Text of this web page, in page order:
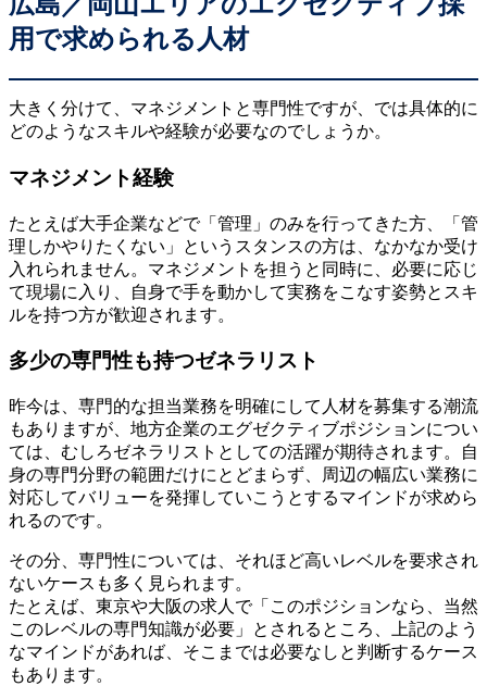
用で求められる人材
大きく分けて、マネジメントと専門性ですが、では具体的に
どのようなスキルや経験が必要なのでしょうか。
マネジメント経験
たとえば大手企業などで「管理」のみを行ってきた方、「管
理しかやりたくない」というスタンスの方は、なかなか受け
入れられません。マネジメントを担うと同時に、必要に応じ
て現場に入り、自身で手を動かして実務をこなす姿勢とスキ
ルを持つ方が歓迎されます。
多少の専門性も持つゼネラリスト
昨今は、専門的な担当業務を明確にして人材を募集する潮流
もありますが、地方企業のエグゼクティブポジションについ
ては、むしろゼネラリストとしての活躍が期待されます。自
身の専門分野の範囲だけにとどまらず、周辺の幅広い業務に
対応してバリューを発揮していこうとするマインドが求めら
れるのです。
その分、専門性については、それほど高いレベルを要求され
ないケースも多く見られます。
たとえば、東京や大阪の求人で「このポジションなら、当然
このレベルの専門知識が必要」とされるところ、上記のよう
なマインドがあれば、そこまでは必要なしと判断するケース
もあります。